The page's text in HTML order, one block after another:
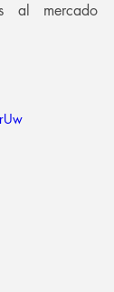
al mercado